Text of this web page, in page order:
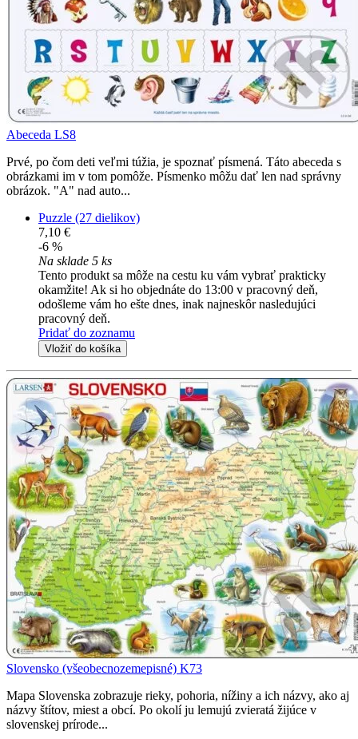
Abeceda LS8
Prvé, po čom deti veľmi túžia, je spoznať písmená. Táto abeceda s
obrázkami im v tom pomôže. Písmenko môžu dať len nad správny
obrázok. "A" nad auto...
Puzzle (27 dielikov)
7,10 €
-6 %
Na sklade 5 ks
Tento produkt sa môže na cestu ku vám vybrať prakticky
okamžite! Ak si ho objednáte do 13:00 v pracovný deň,
odošleme vám ho ešte dnes, inak najneskôr nasledujúci
pracovný deň.
Pridať do zoznamu
Vložiť do košíka
Slovensko (všeobecnozemepisné) K73
Mapa Slovenska zobrazuje rieky, pohoria, nížiny a ich názvy, ako aj
názvy štítov, miest a obcí. Po okolí ju lemujú zvieratá žijúce v
slovenskej prírode...